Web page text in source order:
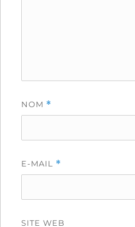
NOM *
E-MAIL *
SITE WEB